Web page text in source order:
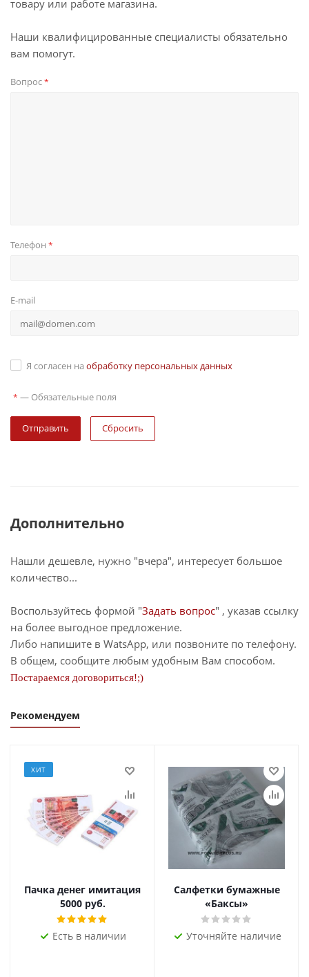
товару или работе магазина.
Наши квалифицированные специалисты обязательно
вам помогут.
Вопрос*
Телефон *
E-mail
Я согласен на обработку персональных данных
* — Обязательные поля
Сбросить
Дополнительно
Нашли дешевле, нужно "вчера", интересует большое
количество...
Воспользуйтесь формой "Задать вопрос" , указав ссылку
на более выгодное предложение.
Либо напишите в WatsApp, или позвоните по телефону.
В общем, сообщите любым удобным Вам способом.
Постараемся договориться!;)
Рекомендуем
ХИТ
Пачка денег имитация
5000 руб.
Есть в наличии
Салфетки бумажные
«Баксы»
Уточняйте наличие